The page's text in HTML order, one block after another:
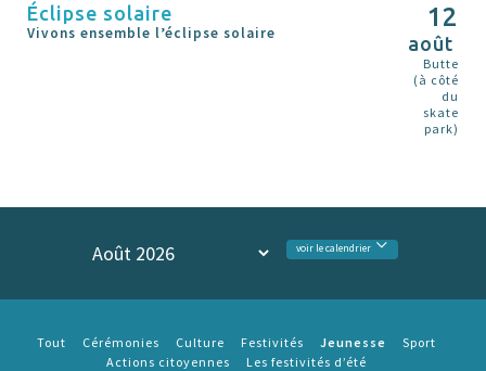
Éclipse solaire
Vivons ensemble l’éclipse solaire
12
août
Butte
(à côté
du
skate
park)
voir le calendrier
Tout Cérémonies Culture Festivités Jeunesse
Sport
Actions citoyennes
Les festivités d’été